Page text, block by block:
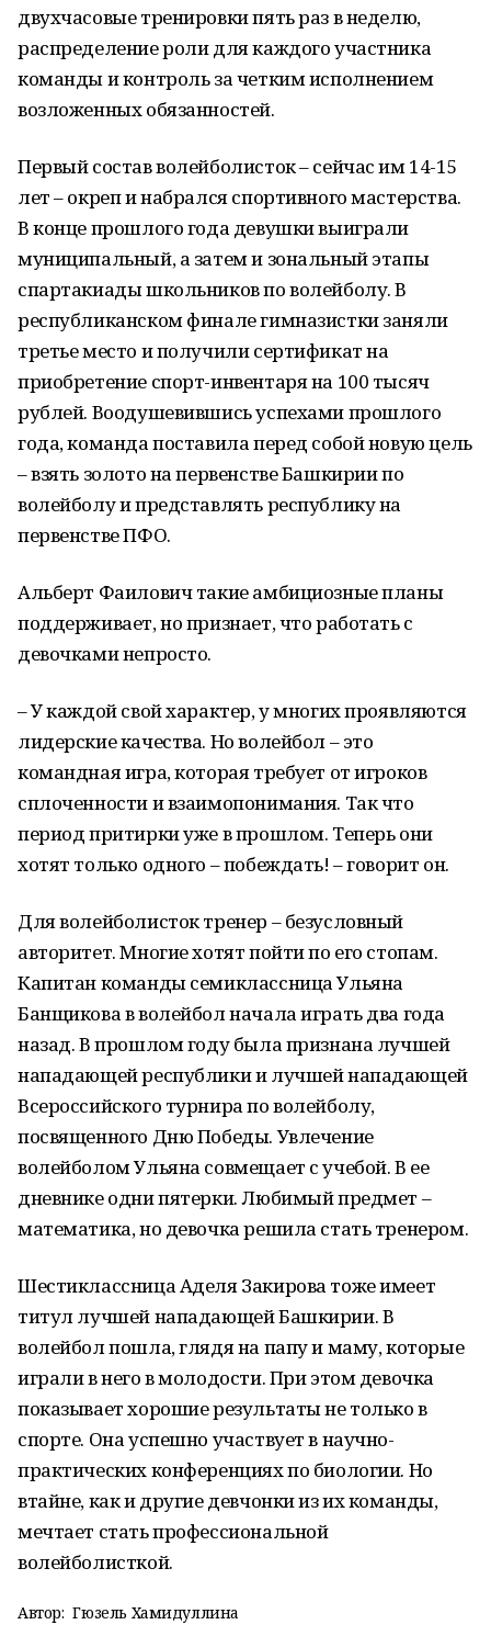
двухчасовые тренировки пять раз в неделю,
распределение роли для каждого участника
команды и контроль за четким исполнением
возложенных обязанностей.
Первый состав волейболисток – сейчас им 14-15
лет – окреп и набрался спортивного мастерства.
В конце прошлого года девушки выиграли
муниципальный, а затем и зональный этапы
спартакиады школьников по волейболу. В
республиканском финале гимназистки заняли
третье место и получили сертификат на
приобретение спорт-инвентаря на 100 тысяч
рублей. Воодушевившись успехами прошлого
года, команда поставила перед собой новую цель
– взять золото на первенстве Башкирии по
волейболу и представлять республику на
первенстве ПФО.
Альберт Фаилович такие амбициозные планы
поддерживает, но признает, что работать с
девочками непросто.
– У каждой свой характер, у многих проявляются
лидерские качества. Но волейбол – это
командная игра, которая требует от игроков
сплоченности и взаимопонимания. Так что
период притирки уже в прошлом. Теперь они
хотят только одного – побеждать! – говорит он.
Для волейболисток тренер – безусловный
авторитет. Многие хотят пойти по его стопам.
Капитан команды семиклассница Ульяна
Банщикова в волейбол начала играть два года
назад. В прошлом году была признана лучшей
нападающей республики и лучшей нападающей
Всероссийского турнира по волейболу,
посвященного Дню Победы. Увлечение
волейболом Ульяна совмещает с учебой. В ее
дневнике одни пятерки. Любимый предмет –
математика, но девочка решила стать тренером.
Шестиклассница Аделя Закирова тоже имеет
титул лучшей нападающей Башкирии. В
волейбол пошла, глядя на папу и маму, которые
играли в него в молодости. При этом девочка
показывает хорошие результаты не только в
спорте. Она успешно участвует в научно-
практических конференциях по биологии. Но
втайне, как и другие девчонки из их команды,
мечтает стать профессиональной
волейболисткой.
Автор: Гюзель Хамидуллина